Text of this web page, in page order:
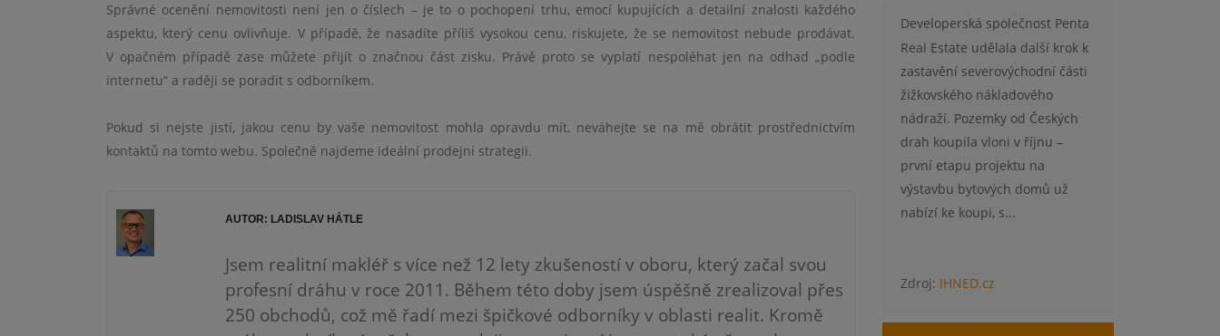
Správné ocenění nemovitosti není jen o číslech – je to o pochopení trhu, emocí kupujících a detailní znalosti každého
aspektu, který cenu ovlivňuje. V případě, že nasadíte příliš vysokou cenu, riskujete, že se nemovitost nebude prodávat.
V opačném případě zase můžete přijít o značnou část zisku. Právě proto se vyplatí nespoléhat jen na odhad „podle
internetu“ a raději se poradit s odborníkem.
Pokud si nejste jistí, jakou cenu by vaše nemovitost mohla opravdu mít, neváhejte se na mě obrátit prostřednictvím
kontaktů na tomto webu. Společně najdeme ideální prodejní strategii.
AUTOR: LADISLAV HÁTLE
Jsem realitní makléř s více než 12 lety zkušeností v oboru, který začal svou
profesní dráhu v roce 2011. Během této doby jsem úspěšně zrealizoval přes
250 obchodů, což mě řadí mezi špičkové odborníky v oblasti realit. Kromě
Developerská společnost Penta
Real Estate udělala další krok k
zastavění severovýchodní části
žižkovského nákladového
nádraží. Pozemky od Českých
drah koupila vloni v říjnu –
první etapu projektu na
výstavbu bytových domů už
nabízí ke koupi, s...
Zdroj: IHNED.cz